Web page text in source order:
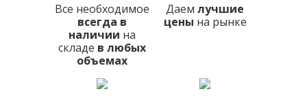
Все необходимое
всегда в
наличии на
складе в любых
объемах
Даемлучшие
цены на рынке